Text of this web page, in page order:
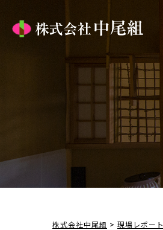
株式会社中尾組 > 現場レポート